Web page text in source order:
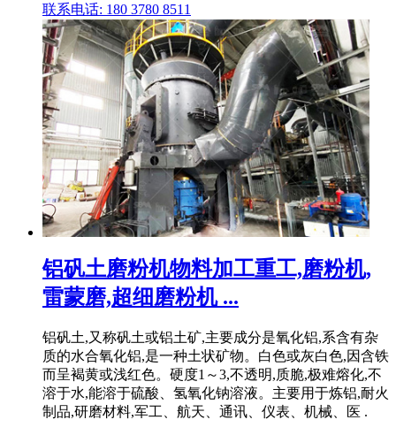
联系电话: 180 3780 8511
铝矾土磨粉机物料加工重工,磨粉机,
雷蒙磨,超细磨粉机 ...
铝矾土,又称矾土或铝土矿,主要成分是氧化铝,系含有杂
质的水合氧化铝,是一种土状矿物。白色或灰白色,因含铁
而呈褐黄或浅红色。硬度1～3,不透明,质脆,极难熔化,不
溶于水,能溶于硫酸、氢氧化钠溶液。主要用于炼铝,耐火
制品,研磨材料,军工、航天、通讯、仪表、机械、医 .